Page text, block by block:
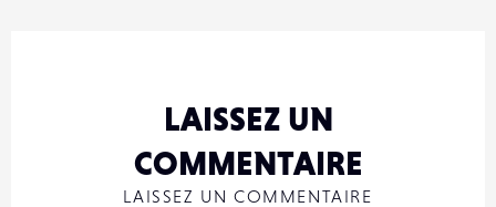
LAISSEZ UN
COMMENTAIRE
LAISSEZ UN COMMENTAIRE